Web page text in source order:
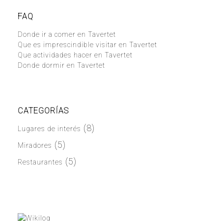
FAQ
Donde ir a comer en Tavertet
Que es imprescindible visitar en Tavertet
Que actividades hacer en Tavertet
Donde dormir en Tavertet
CATEGORÍAS
Lugares de interés (8)
Miradores (5)
Restaurantes (5)